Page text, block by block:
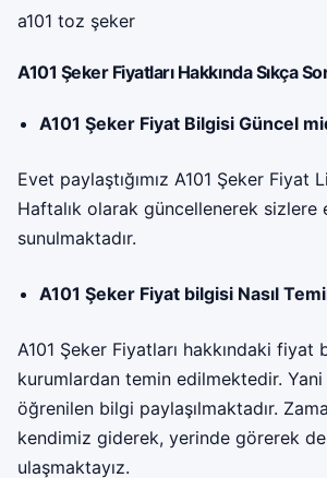
a101 toz şeker
A101 Şeker Fiyatları Hakkında Sıkça
A101 Şeker Fiyat Bilgisi Güncel
Evet paylaştığımız A101 Şeker Fiyat
Haftalık olarak güncellenerek sizlere
sunulmaktadır.
A101 Şeker Fiyat bilgisi Nasıl
A101 Şeker Fiyatları hakkındaki fiyat
kurumlardan temin edilmektedir.
öğrenilen bilgi paylaşılmaktadır.
kendimiz giderek, yerinde görerek
ulaşmaktayız.